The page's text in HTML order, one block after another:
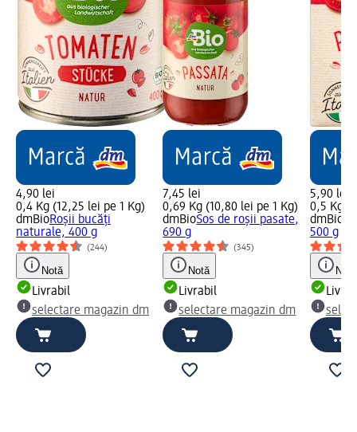
4,90 lei
0,4 Kg (12,25 lei pe 1 Kg)
dmBioRoșii bucăți
naturale, 400 g
(244)
Notă
Livrabil
selectare magazin dm
7,45 lei
0,69 Kg (10,80 lei pe 1 Kg)
dmBioSos de roșii pasate,
690 g
(345)
Notă
Livrabil
selectare magazin dm
5,90 lei
0,5 Kg
dmBio
500 g
Notă